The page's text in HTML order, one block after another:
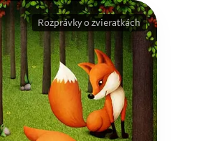
Rozprávky o zvieratkách